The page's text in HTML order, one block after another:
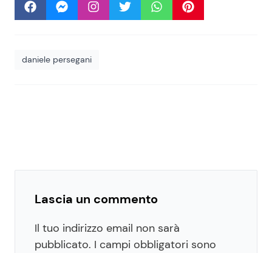
daniele persegani
Lascia un commento
Il tuo indirizzo email non sarà
pubblicato. I campi obbligatori sono